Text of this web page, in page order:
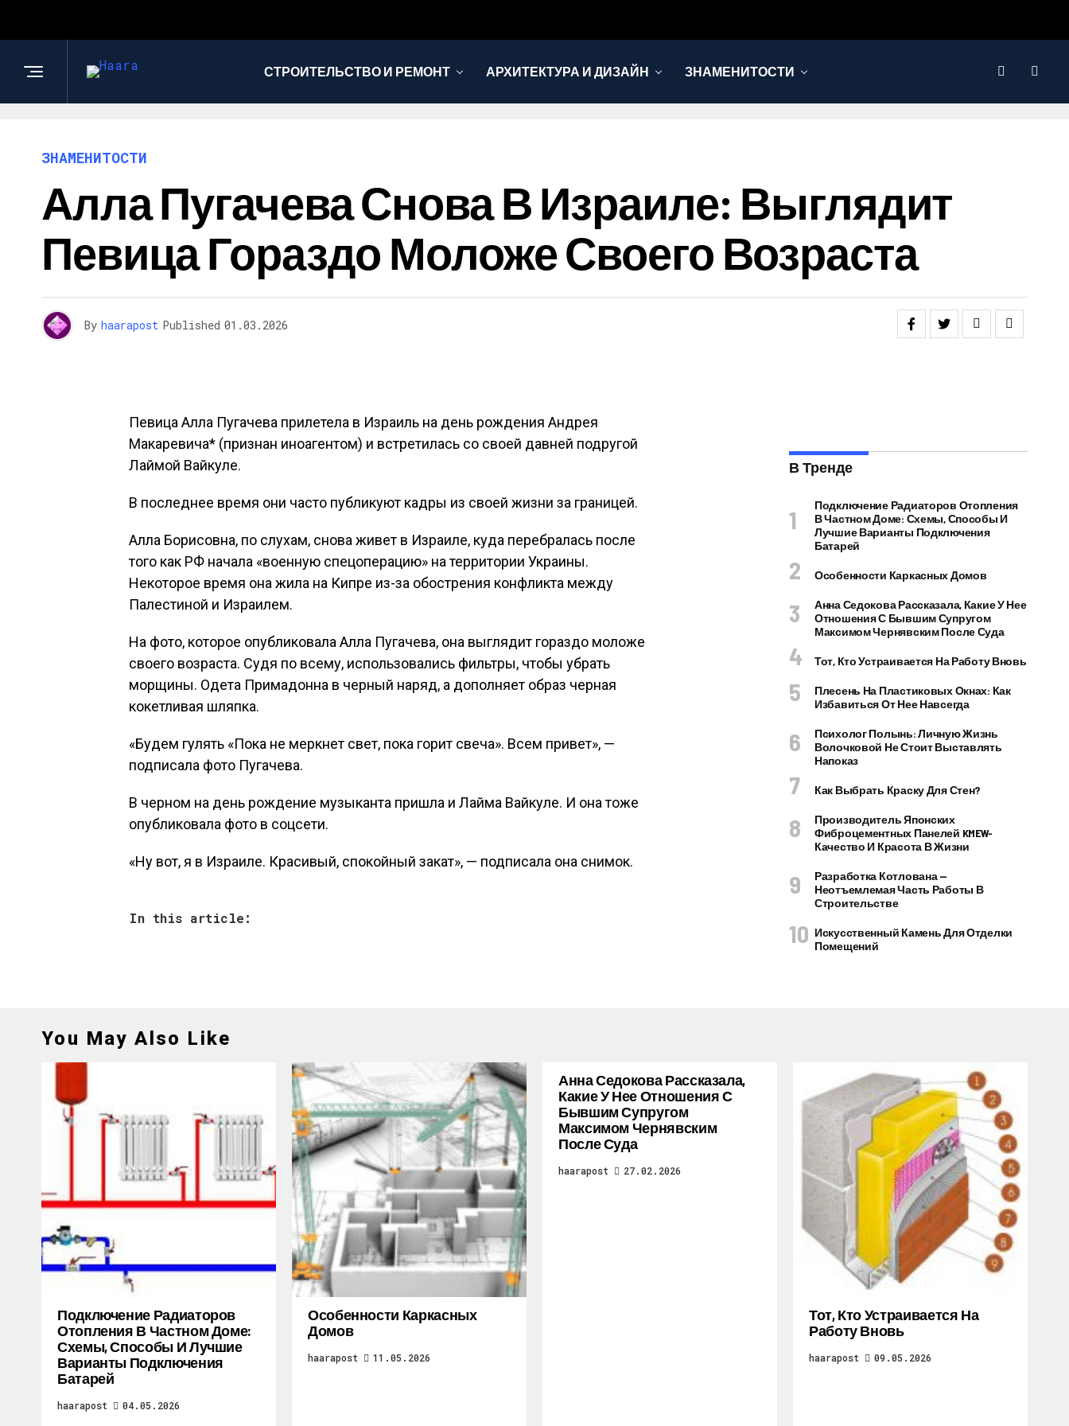
СТРОИТЕЛЬСТВО И РЕМОНТ АРХИТЕКТУРА И ДИЗАЙН ЗНАМЕНИТОСТИ
ЗНАМЕНИТОСТИ
Алла Пугачева Снова В Израиле: Выглядит
Певица Гораздо Моложе Своего Возраста
By haarapost Published 01.03.2026
Певица Алла Пугачева прилетела в Израиль на день рождения Андрея
Макаревича* (признан иноагентом) и встретилась со своей давней подругой
Лаймой Вайкуле.
В последнее время они часто публикуют кадры из своей жизни за границей.
Алла Борисовна, по слухам, снова живет в Израиле, куда перебралась после
того как РФ начала «военную спецоперацию» на территории Украины.
Некоторое время она жила на Кипре из-за обострения конфликта между
Палестиной и Израилем.
На фото, которое опубликовала Алла Пугачева, она выглядит гораздо моложе
своего возраста. Судя по всему, использовались фильтры, чтобы убрать
морщины. Одета Примадонна в черный наряд, а дополняет образ черная
кокетливая шляпка.
«Будем гулять «Пока не меркнет свет, пока горит свеча». Всем привет», —
подписала фото Пугачева.
В черном на день рождение музыканта пришла и Лайма Вайкуле. И она тоже
опубликовала фото в соцсети.
«Ну вот, я в Израиле. Красивый, спокойный закат», — подписала она снимок.
In this article:
В Тренде
Подключение Радиаторов Отопления
В Частном Доме: Схемы, Способы И
Лучшие Варианты Подключения
Батарей
Особенности Каркасных Домов
Анна Седокова Рассказала, Какие У Нее
Отношения С Бывшим Супругом
Максимом Чернявским После Суда
Тот, Кто Устраивается На Работу Вновь
Плесень На Пластиковых Окнах: Как
Избавиться От Нее Навсегда
Психолог Полынь: Личную Жизнь
Волочковой Не Стоит Выставлять
Напоказ
Как Выбрать Краску Для Стен?
Производитель Японских
Фиброцементных Панелей KMEW-
Качество И Красота В Жизни
Разработка Котлована —
Неотъемлемая Часть Работы В
Строительстве
Искусственный Камень Для Отделки
Помещений
You May Also Like
Подключение Радиаторов
Отопления В Частном Доме:
Схемы, Способы И Лучшие
Варианты Подключения
Батарей
haarapost 04.05.2026
Особенности Каркасных
Домов
haarapost 11.05.2026
Анна Седокова Рассказала,
Какие У Нее Отношения С
Бывшим Супругом
Максимом Чернявским
После Суда
haarapost 27.02.2026
Тот, Кто Устраивается На
Работу Вновь
haarapost 09.05.2026